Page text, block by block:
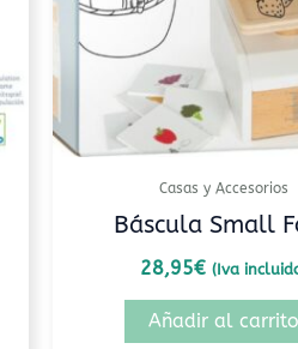
Casas y Accesorios
Báscula Small
28,95€ (Iva
Añadir al carrito